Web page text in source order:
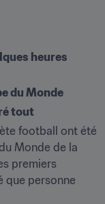
heures
du Monde
tout
football ont été
Monde de la
premiers
que personne